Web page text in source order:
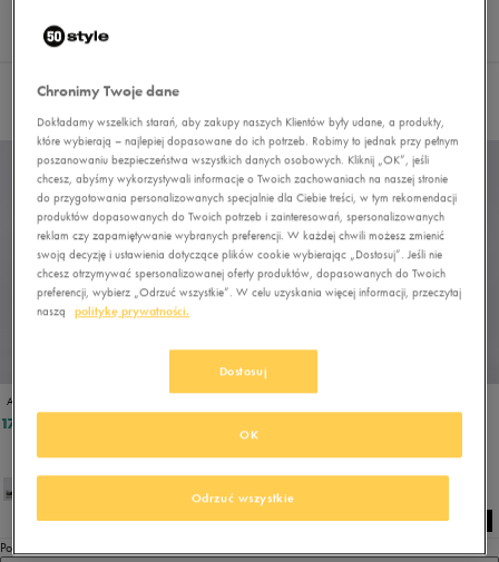
Nie wybrano filtrów
ADIDAS RUN 70S 2.0
179,99 zł
Pokaż
Chronimy Twoje dane
Dokładamy wszelkich starań, aby zakupy naszych Klientów były udane, a produkty,
które wybierają – najlepiej dopasowane do ich potrzeb. Robimy to jednak przy pełnym
poszanowaniu bezpieczeństwa wszystkich danych osobowych. Kliknij „OK”, jeśli
chcesz, abyśmy wykorzystywali informacje o Twoich zachowaniach na naszej stronie
do przygotowania personalizowanych specjalnie dla Ciebie treści, w tym rekomendacji
produktów dopasowanych do Twoich potrzeb i zainteresowań, spersonalizowanych
reklam czy zapamiętywanie wybranych preferencji. W każdej chwili możesz zmienić
swoją decyzję i ustawienia dotyczące plików cookie wybierając „Dostosuj”. Jeśli nie
chcesz otrzymywać spersonalizowanej oferty produktów, dopasowanych do Twoich
preferencji, wybierz „Odrzuć wszystkie”. W celu uzyskania więcej informacji, przeczytaj
naszą
politykę prywatności.
Dostosuj
Odrzuć wszystkie
OK